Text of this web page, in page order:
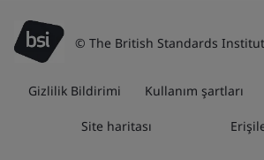
© The British Standards
Gizlilik Bildirimi Kullanım şartları
Site haritası